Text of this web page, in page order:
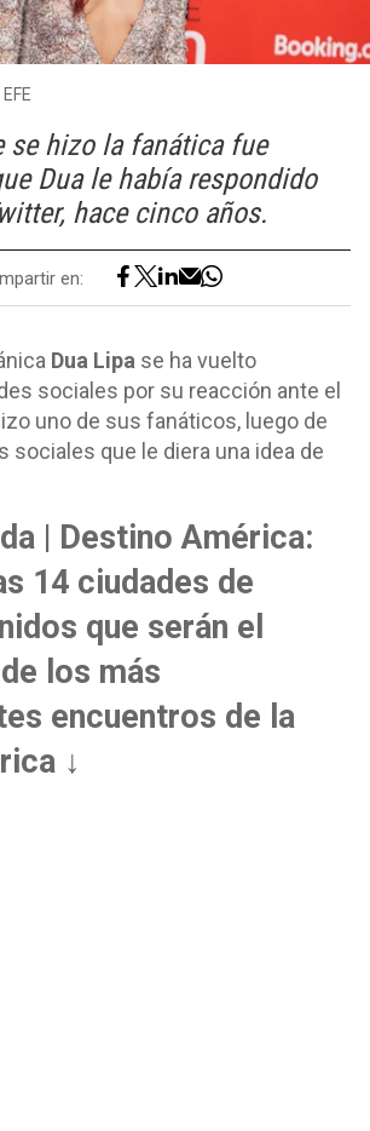
se hizo la fanática fue
Dua le había respondido
hace cinco años.
en:
Dua Lipa se ha vuelto
sociales por su reacción ante el
uno de sus fanáticos, luego de
sociales que le diera una idea de
| Destino América:
14 ciudades de
que serán el
los más
encuentros de la
↓